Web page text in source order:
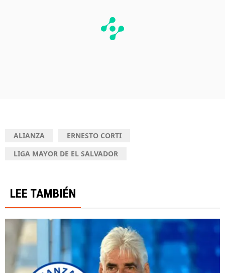
ALIANZA
ERNESTO CORTI
LIGA MAYOR DE EL SALVADOR
LEE TAMBIÉN